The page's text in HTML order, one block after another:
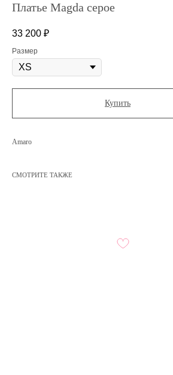
Платье Magda серое
33 200 ₽
Размер
Купить
Amaro
СМОТРИТЕ ТАКЖЕ